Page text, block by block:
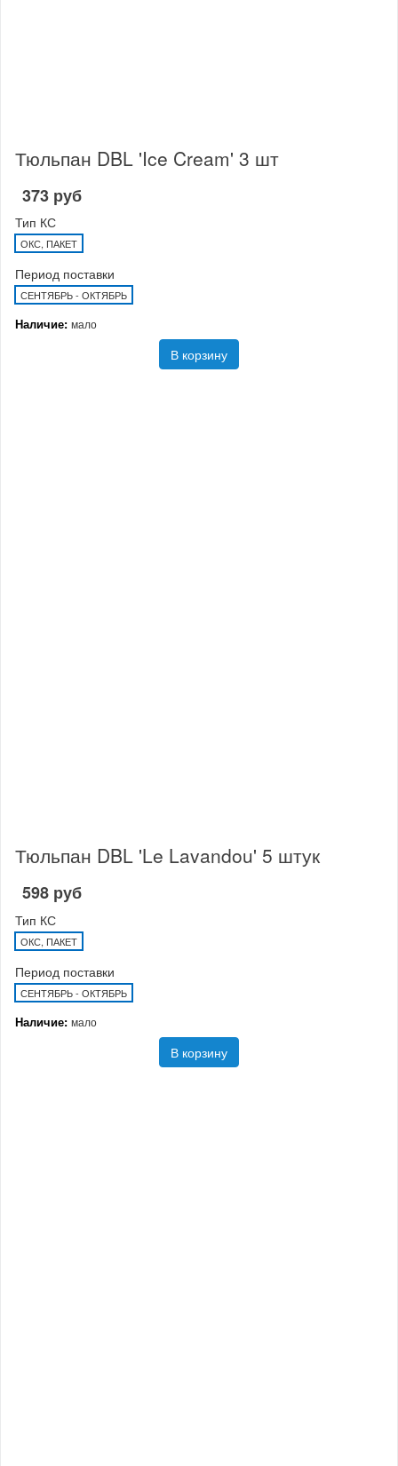
Тюльпан DBL 'Ice Cream' 3 шт
373 руб
Тип КС
ОКС, ПАКЕТ
Период поставки
СЕНТЯБРЬ - ОКТЯБРЬ
Наличие: мало
В корзину
Тюльпан DBL 'Le Lavandou' 5 штук
598 руб
Тип КС
ОКС, ПАКЕТ
Период поставки
СЕНТЯБРЬ - ОКТЯБРЬ
Наличие: мало
В корзину